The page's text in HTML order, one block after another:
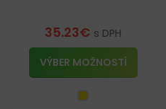
35.23€ s DPH
VÝBER MOŽNOSTÍ